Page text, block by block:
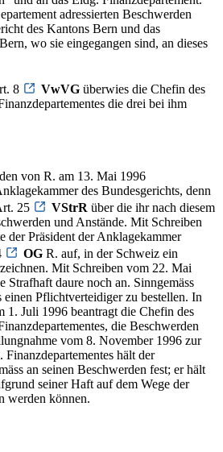
adressierten Beschwerden
des Kantons Bern und das
wo sie eingegangen sind, an dieses
8 VwVG überwies die Chefin des
die drei bei ihm
von R. am 13. Mai 1996
des Bundesgerichts, denn
25
VStrR über die ihr nach diesem
und Anstände. Mit Schreiben
der Präsident der Anklagekammer
OG R. auf, in der Schweiz ein
Mit Schreiben vom 22. Mai
Strafhaft daure noch an. Sinngemäss
einen Pflichtverteidiger zu bestellen. In
1. Juli 1996 beantragt die Chefin des
die Beschwerden
vom 8. November 1996 zur
Finanzdepartementes hält der
an seinen Beschwerden fest; er hält
seiner Haft auf dem Wege der
werden können.